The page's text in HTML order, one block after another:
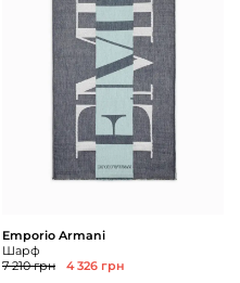
Emporio Armani
Шарф
7 210 грн
4 326 грн